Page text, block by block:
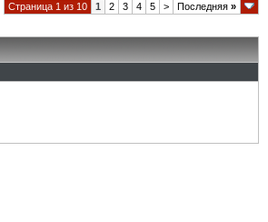
Страница 1 из 10 1 2 3 4 5 > Последняя »